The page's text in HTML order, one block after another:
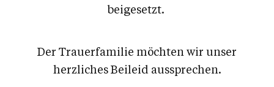
beigesetzt.
Der Trauerfamilie möchten wir unser
herzliches Beileid aussprechen.